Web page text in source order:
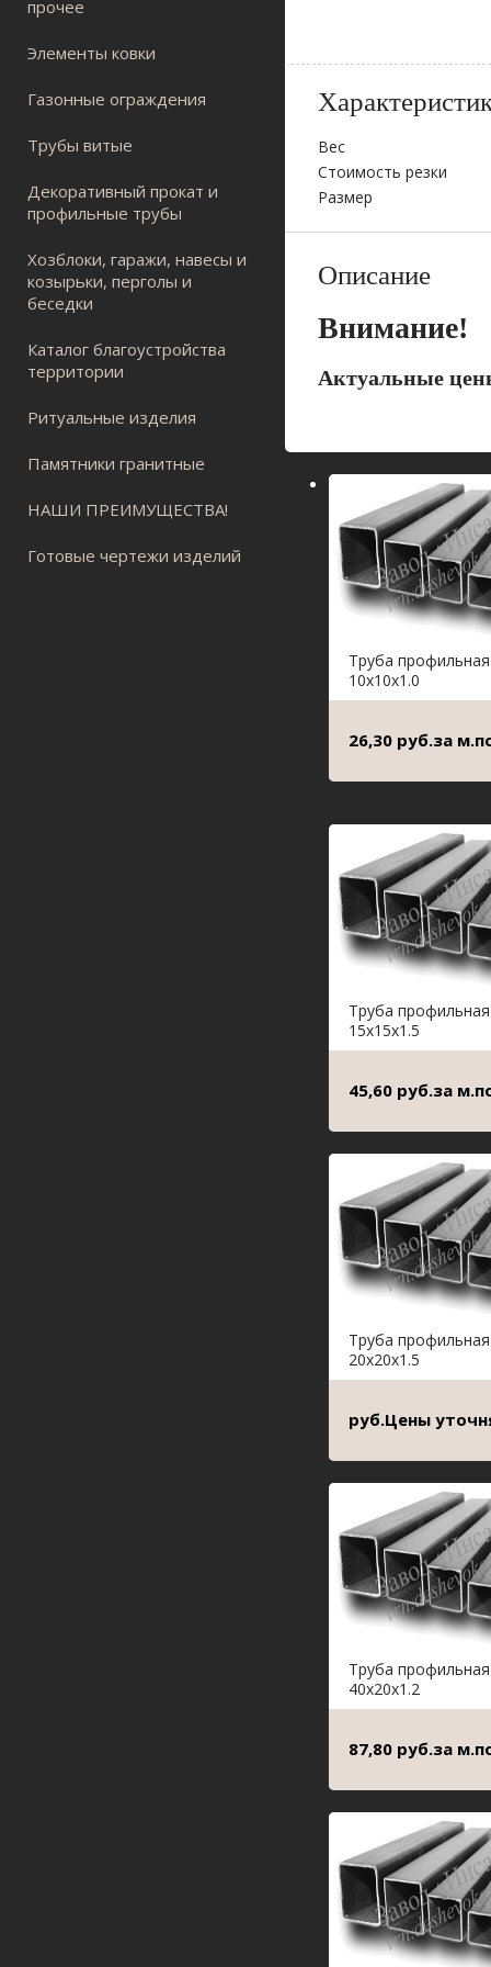
прочее
Элементы ковки
Газонные ограждения
Трубы витые
Декоративный прокат и
профильные трубы
Хозблоки, гаражи, навесы и
козырьки, перголы и
беседки
Каталог благоустройства
территории
Ритуальные изделия
Памятники гранитные
НАШИ ПРЕИМУЩЕСТВА!
Готовые чертежи изделий
Вес
Стоимость резки
Размер
Описание
Внимание!
Актуальные
Труба профильная
10х10х1.0
26,30 руб.за
Труба профильная
15х15х1.5
45,60 руб.за
Труба профильная
20х20х1.5
руб.Цены
Труба профильная
40х20х1.2
87,80 руб.за